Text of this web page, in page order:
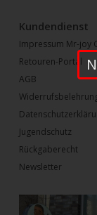
Kundendienst
Impressum Mr-joy
Retouren-Portal
AGB
Jugendschutz
Rückgaberecht
Newsletter